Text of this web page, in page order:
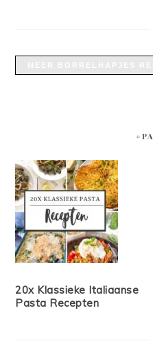
20x Klassieke Italiaanse
Pasta Recepten